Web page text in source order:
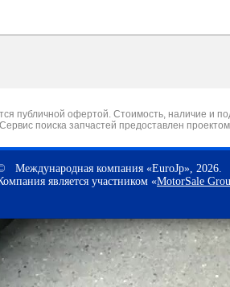
публичной офертой. Стоимость, наличие и
Сервис поиска запчастей предоставлен проектом
Международная компания «EuroJp», 2026.
является участником «MotorSale